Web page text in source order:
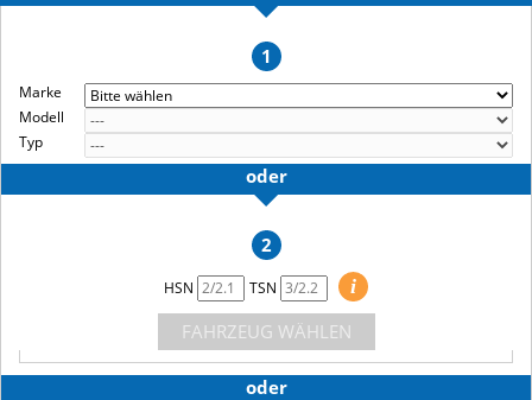
1
Marke
Modell
Typ
oder
2
HSN TSN
i
FAHRZEUG WÄHLEN
oder